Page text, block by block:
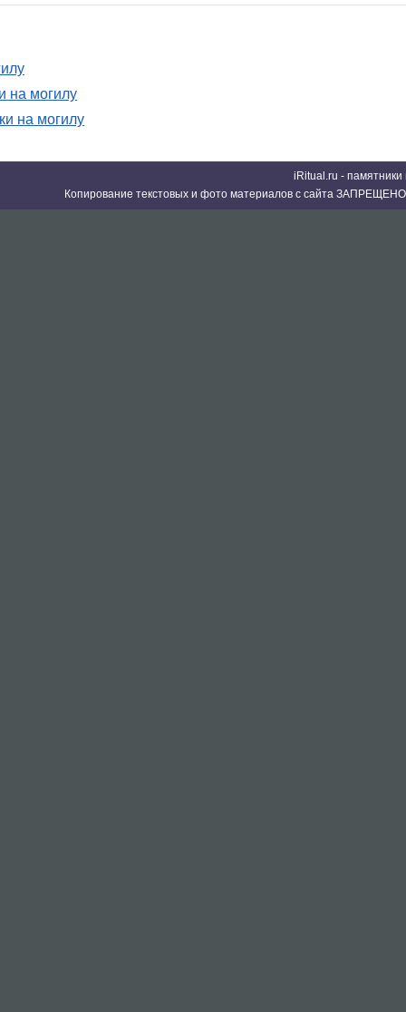
на могилу
на могилу
iRitual.ru -
Копирование текстовых и фото материалов с сайта